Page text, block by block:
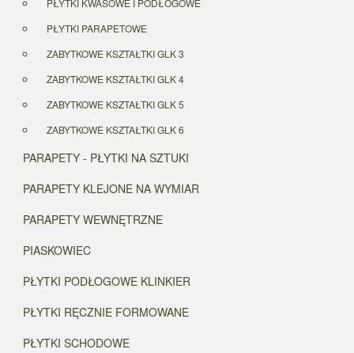
PŁYTKI KWASOWE I PODŁOGOWE
PŁYTKI PARAPETOWE
ZABYTKOWE KSZTAŁTKI GLK 3
ZABYTKOWE KSZTAŁTKI GLK 4
ZABYTKOWE KSZTAŁTKI GLK 5
ZABYTKOWE KSZTAŁTKI GLK 6
PARAPETY - PŁYTKI NA SZTUKI
PARAPETY KLEJONE NA WYMIAR
PARAPETY WEWNĘTRZNE
PIASKOWIEC
PŁYTKI PODŁOGOWE KLINKIER
PŁYTKI RĘCZNIE FORMOWANE
PŁYTKI SCHODOWE